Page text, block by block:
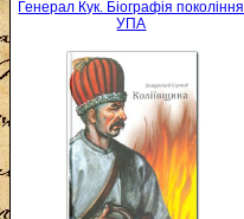
Генерал Кук. Біографія покоління
УПА